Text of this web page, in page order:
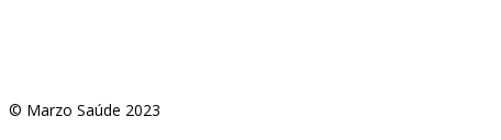
© Marzo Saúde 2023